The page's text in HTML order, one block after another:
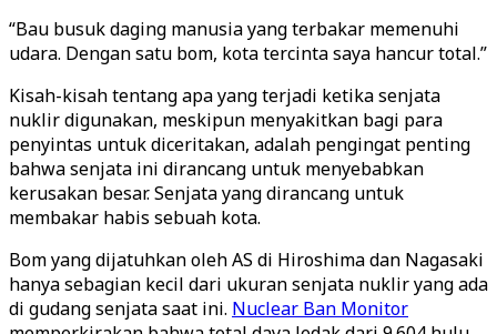
“Bau busuk daging manusia yang terbakar memenuhi
udara. Dengan satu bom, kota tercinta saya hancur total.”
Kisah-kisah tentang apa yang terjadi ketika senjata
nuklir digunakan, meskipun menyakitkan bagi para
penyintas untuk diceritakan, adalah pengingat penting
bahwa senjata ini dirancang untuk menyebabkan
kerusakan besar. Senjata yang dirancang untuk
membakar habis sebuah kota.
Bom yang dijatuhkan oleh AS di Hiroshima dan Nagasaki
hanya sebagian kecil dari ukuran senjata nuklir yang ada
di gudang senjata saat ini. Nuclear Ban Monitor